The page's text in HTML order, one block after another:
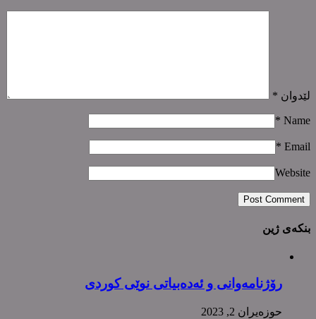
لێدوان *
Name
*
Email
*
Website
بنکەی ژین
رۆژنامەوانی و ئەدەبیاتی نوێی کوردی
حوزه‌یران 2, 2023